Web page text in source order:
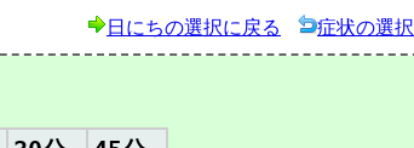
日にちの選択に戻る
症状の選